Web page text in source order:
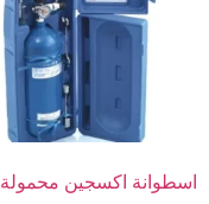
اسطوانة اكسجين محمولة 2 لتر